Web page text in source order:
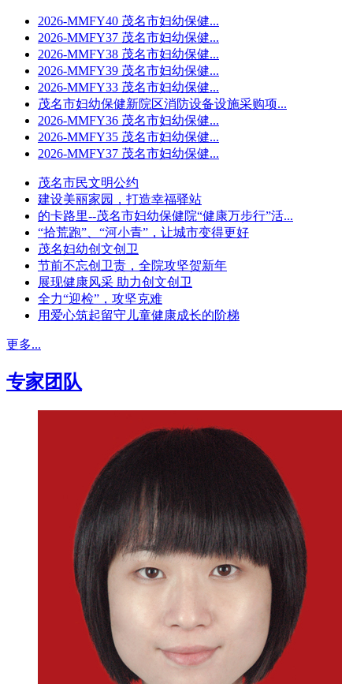
2026-MMFY40 茂名市妇幼保健...
2026-MMFY37 茂名市妇幼保健...
2026-MMFY38 茂名市妇幼保健...
2026-MMFY39 茂名市妇幼保健...
2026-MMFY33 茂名市妇幼保健...
茂名市妇幼保健新院区消防设备设施采购项...
2026-MMFY36 茂名市妇幼保健...
2026-MMFY35 茂名市妇幼保健...
2026-MMFY37 茂名市妇幼保健...
茂名市民文明公约
建设美丽家园，打造幸福驿站
的卡路里--茂名市妇幼保健院“健康万步行”活...
“拾荒跑”、“河小青”，让城市变得更好
茂名妇幼创文创卫
节前不忘创卫责，全院攻坚贺新年
展现健康风采 助力创文创卫
全力“迎检”，攻坚克难
用爱心筑起留守儿童健康成长的阶梯
更多...
专家团队